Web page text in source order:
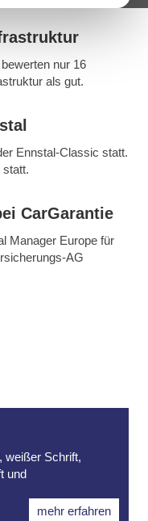
nur 16
als gut.
Ennstal-Classic statt.
statt.
CarGarantie
Manager Europe für
AG
weißer Schrift,
und
mehr erfahren